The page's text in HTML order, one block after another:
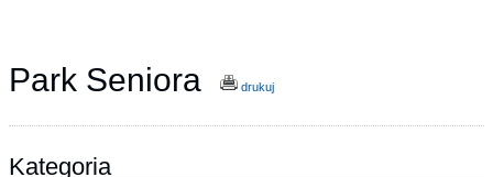
Park Seniora drukuj
Kategoria